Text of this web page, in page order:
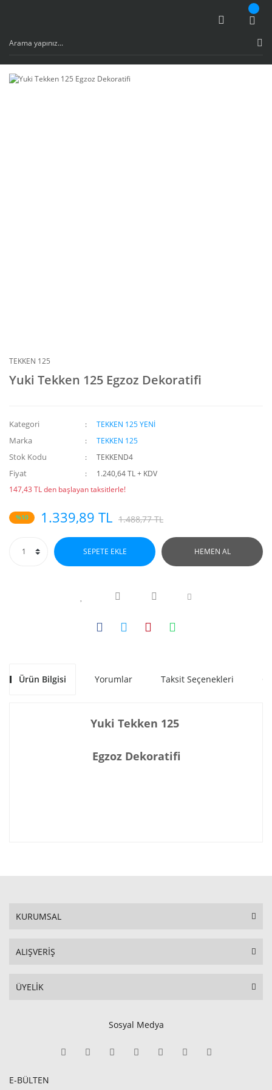
TEKKEN 125
Yuki Tekken 125 Egzoz Dekoratifi
Kategori TEKKEN 125 YENİ
Marka TEKKEN 125
Stok Kodu TEKKEND4
Fiyat
1.240,64 TL + KDV
147,43 TL den başlayan taksitlerle!
%10 1.339,89 TL 1.488,77 TL
SEPETE EKLE HEMEN AL
Ürün Bilgisi Yorumlar Taksit Seçenekleri
Yuki Tekken 125
Egzoz Dekoratifi
KURUMSAL
ALIŞVERİŞ
ÜYELİK
Sosyal Medya
E-BÜLTEN